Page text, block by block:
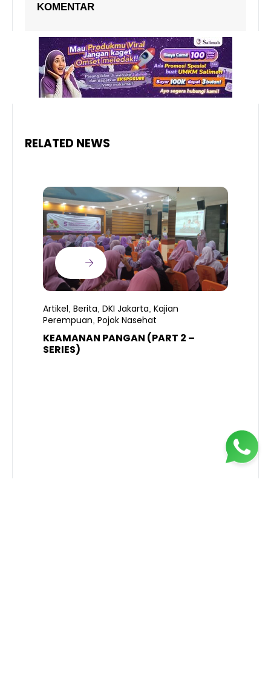
KOMENTAR
RELATED NEWS
Artikel Berita DKI Jakarta Kajian
Perempuan Pojok Nasehat
KEAMANAN PANGAN (PART 2 –
SERIES)